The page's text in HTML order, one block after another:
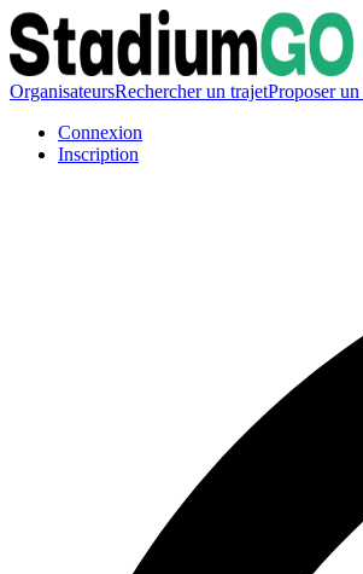
OrganisateursRechercher un trajetProposer
Connexion
Inscription